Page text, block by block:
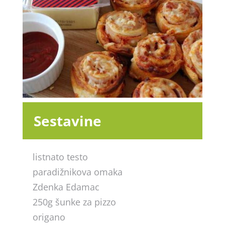
Sestavine
listnato testo
paradižnikova omaka
Zdenka Edamac
250g šunke za pizzo
origano